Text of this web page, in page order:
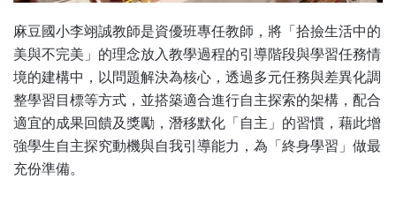
麻豆國小李翊誠教師是資優班專任教師，將「拾撿生活中的
美與不完美」的理念放入教學過程的引導階段與學習任務情
境的建構中，以問題解決為核心，透過多元任務與差異化調
整學習目標等方式，並搭築適合進行自主探索的架構，配合
適宜的成果回饋及獎勵，潛移默化「自主」的習慣，藉此增
強學生自主探究動機與自我引導能力，為「終身學習」做最
充份準備。